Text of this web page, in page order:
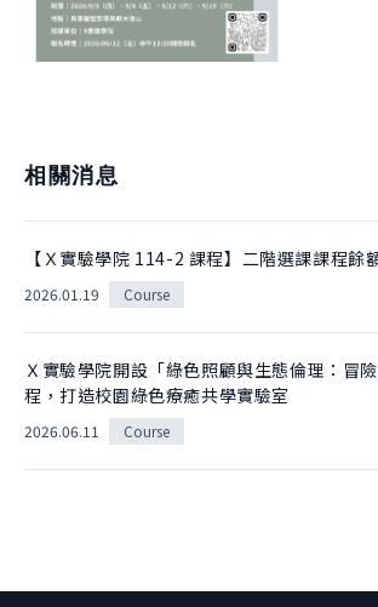
相關消息
【Ｘ實驗學院 114-2 課程】二階選課課程餘
2026.01.19 Course
Ｘ實驗學院開設「綠色照顧與生態倫理：冒
程，打造校園綠色療癒共學實驗室
2026.06.11 Course